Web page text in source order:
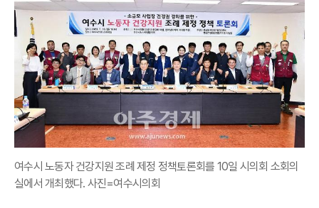
여수시 노동자 건강지원 조례 제정 정책토론회를 10일 시의회 소회의
실에서 개최했다. 사진=여수시의회